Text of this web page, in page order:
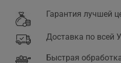
Гарантия лучшей
Доставка по всей
Быстрая